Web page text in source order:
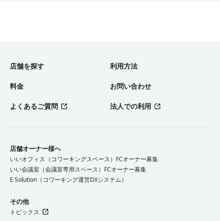
店舗を探す 利用方法
料金 お問い合わせ
よくあるご質問 法人での利用
店舗オーナー様へ
いいオフィス（コワーキングスペース）FCオーナー募集
いい会議室（会議室専用スペース）FCオーナー募集
E Solution（コワーキング運営DXシステム）
その他
トピックス